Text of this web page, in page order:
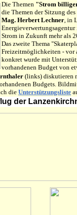
Die Themen "Strom
die Themen der Sitzung
Mag. Herbert Lechner, in
Strom in Zukunft mehr als
Das zweite Thema
Freizeitmöglichkeiten - vor
konkret wurde mit
vorhandenen Budget von
(links) diskutieren
Budgets.
die Unterstützungsliste
der